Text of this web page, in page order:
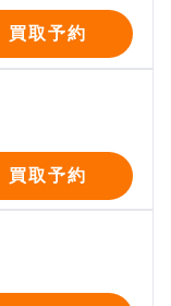
買取予約
買取予約